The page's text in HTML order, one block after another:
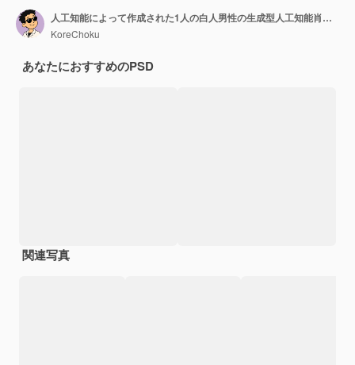
人工知能によって作成された1人の白人男性の生成型人工知能肖像画
KoreChoku
あなたにおすすめのPSD
関連写真